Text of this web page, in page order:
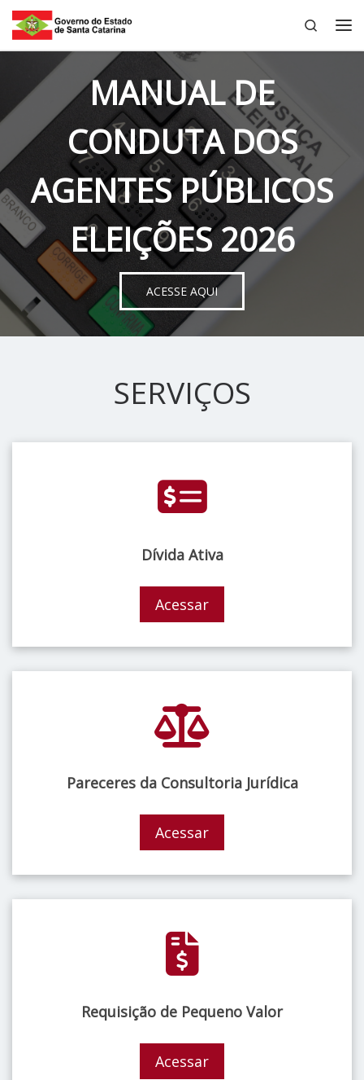
Skip to content
Search
MANUAL DE
CONDUTA DOS
AGENTES PÚBLICOS
ELEIÇÕES 2026
ACESSE AQUI
SERVIÇOS
Dívida Ativa
Acessar
Pareceres da Consultoria Jurídica
Acessar
Requisição de Pequeno Valor
Acessar